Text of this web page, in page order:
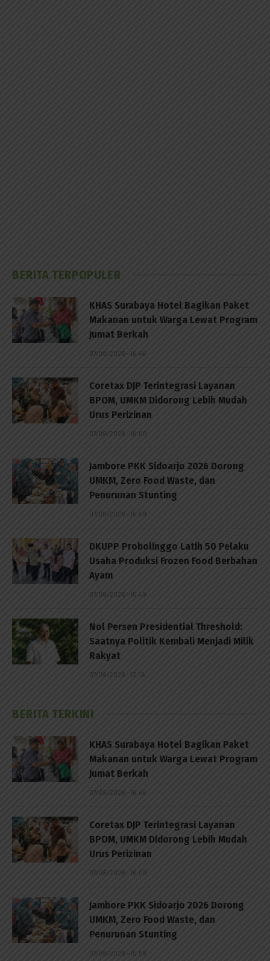
BERITA TERPOPULER
KHAS Surabaya Hotel Bagikan Paket
Makanan untuk Warga Lewat Program
Jumat Berkah
07/08/2026 - 16:46
Coretax DJP Terintegrasi Layanan
BPOM, UMKM Didorong Lebih Mudah
Urus Perizinan
07/08/2026 - 16:09
Jambore PKK Sidoarjo 2026 Dorong
UMKM, Zero Food Waste, dan
Penurunan Stunting
07/08/2026 - 15:59
DKUPP Probolinggo Latih 50 Pelaku
Usaha Produksi Frozen Food Berbahan
Ayam
07/08/2026 - 15:49
Nol Persen Presidential Threshold:
Saatnya Politik Kembali Menjadi Milik
Rakyat
07/08/2026 - 13:16
BERITA TERKINI
KHAS Surabaya Hotel Bagikan Paket
Makanan untuk Warga Lewat Program
Jumat Berkah
07/08/2026 - 16:46
Coretax DJP Terintegrasi Layanan
BPOM, UMKM Didorong Lebih Mudah
Urus Perizinan
07/08/2026 - 16:09
Jambore PKK Sidoarjo 2026 Dorong
UMKM, Zero Food Waste, dan
Penurunan Stunting
07/08/2026 - 15:59